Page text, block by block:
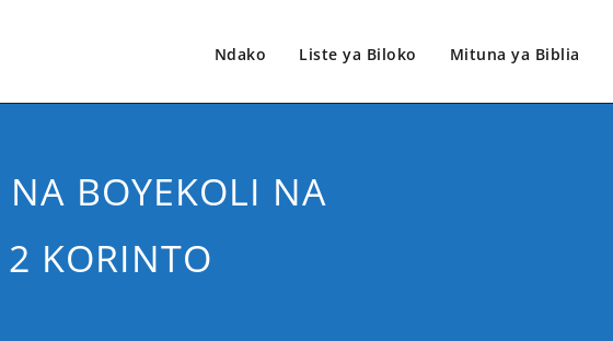
Ndako Liste ya Biloko Mituna ya Biblia
BOYEKOLI NA
KORINTO